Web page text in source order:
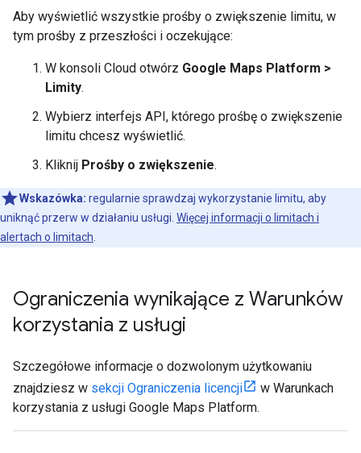
Aby wyświetlić wszystkie prośby o zwiększenie limitu, w
tym prośby z przeszłości i oczekujące:
W konsoli Cloud otwórz Google Maps Platform >
Limity.
Wybierz interfejs API, którego prośbę o zwiększenie
limitu chcesz wyświetlić.
Kliknij Prośby o zwiększenie.
Wskazówka: regularnie sprawdzaj wykorzystanie limitu, aby
uniknąć przerw w działaniu usługi. Więcej informacji o limitach i
alertach o limitach
Ograniczenia wynikające z Warunków
korzystania z usługi
Szczegółowe informacje o dozwolonym użytkowaniu
znajdziesz w sekcji Ograniczenia licencji
w Warunkach
korzystania z usługi Google Maps Platform.